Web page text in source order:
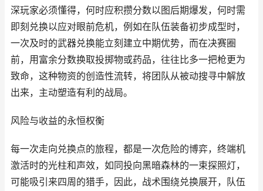
深玩家必须懂得，何时应积攒分数以图后期爆发，何时需
即刻兑换以应对眼前危机，例如在队伍装备初步成型时，
一次及时的武器兑换能立刻建立中期优势，而在决赛圈
前，用富余分数换取投掷物或药品，往往比多一把枪更为
致命，这种物资的创造性流转，将团队从被动搜寻中解放
出来，主动塑造有利的战局。
风险与收益的永恒权衡
每一次走向兑换点的旅程，都是一次危险的博弈，终端机
激活时的光柱和声效，如同投向黑暗森林的一束探照灯，
可能吸引来四周的猎手，因此，战术围绕兑换展开，队伍